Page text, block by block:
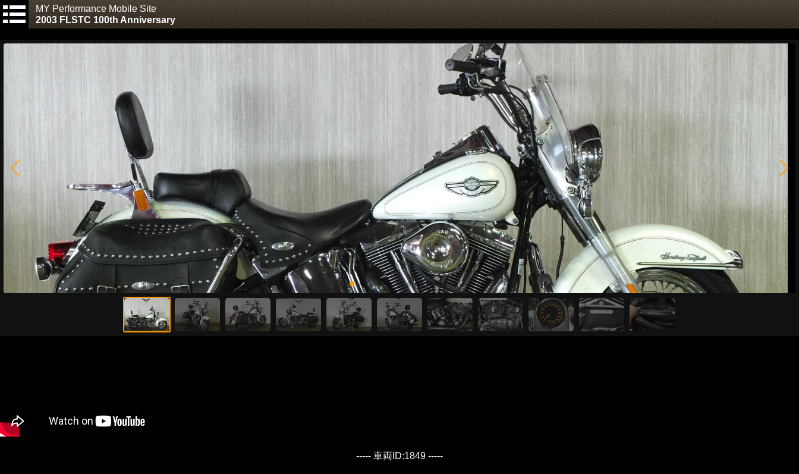
MY Performance Mobile Site
2003 FLSTC 100th Anniversary
----- 車両ID:1849 -----